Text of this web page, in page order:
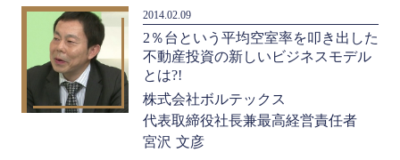
2014.02.09
2％台という平均空室率を叩き出した
不動産投資の新しいビジネスモデル
とは?!
株式会社ボルテックス
代表取締役社長兼最高経営責任者
宮沢 文彦